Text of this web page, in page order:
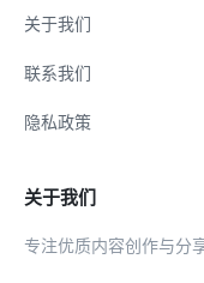
关于我们
联系我们
隐私政策
关于我们
专注优质内容创作与分